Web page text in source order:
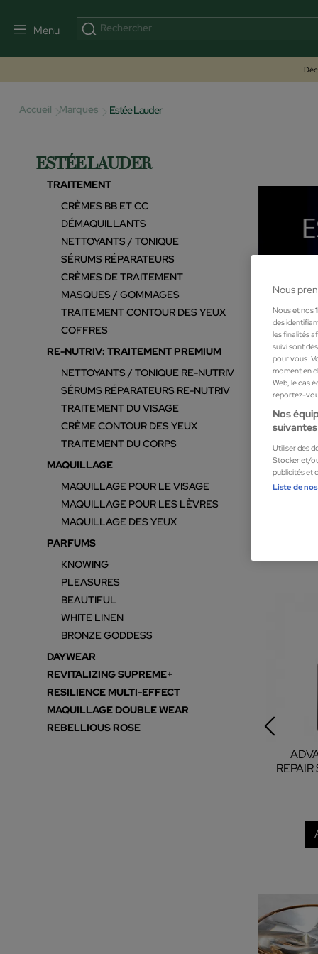
Menu
Accueil Marques Estée Lauder
ESTÉE LAUDER
TRAITEMENT
CRÈMES BB ET CC
DÉMAQUILLANTS
NETTOYANTS / TONIQUE
SÉRUMS RÉPARATEURS
CRÈMES DE TRAITEMENT
MASQUES / GOMMAGES
TRAITEMENT CONTOUR DES YEUX
COFFRES
RE-NUTRIV: TRAITEMENT PREMIUM
NETTOYANTS / TONIQUE RE-NUTRIV
SÉRUMS RÉPARATEURS RE-NUTRIV
TRAITEMENT DU VISAGE
CRÈME CONTOUR DES YEUX
TRAITEMENT DU CORPS
MAQUILLAGE
MAQUILLAGE POUR LE VISAGE
MAQUILLAGE POUR LES LÈVRES
MAQUILLAGE DES YEUX
PARFUMS
KNOWING
PLEASURES
BEAUTIFUL
WHITE LINEN
BRONZE GODDESS
DAYWEAR
REVITALIZING SUPREME+
RESILIENCE MULTI-EFFECT
MAQUILLAGE DOUBLE WEAR
REBELLIOUS ROSE
Nous
Nous et nos
des
les finalités
suivi sont
pour vous.
moment en
Web, le cas
reportez-
Nos
Utiliser des
Stocker et/
publicités et
Liste de